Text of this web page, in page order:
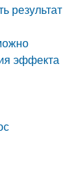
результат
эффекта